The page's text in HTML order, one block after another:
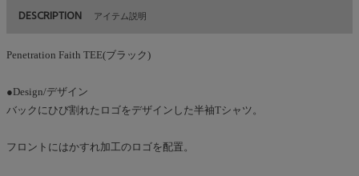
DESCRIPTION アイテム説明
Penetration Faith TEE(ブラック)
●Design/デザイン
バックにひび割れたロゴをデザインした半袖Tシャツ。
フロントにはかすれ加工のロゴを配置。